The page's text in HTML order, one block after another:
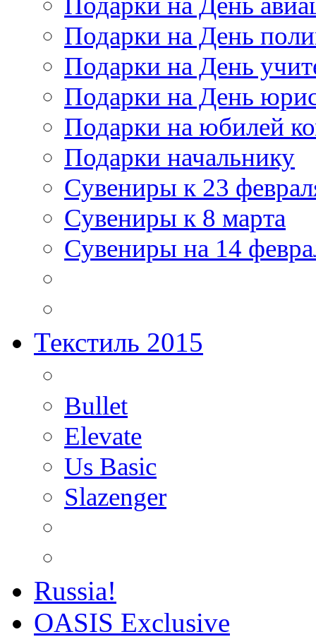
Подарки на День
Подарки на День
Подарки на День
Подарки на юбилей
Подарки начальнику
Сувениры к 23
Сувениры к 8 марта
Сувениры на 14
Текстиль 2015
Bullet
Elevate
Us Basic
Slazenger
Russia!
OASIS Exclusive